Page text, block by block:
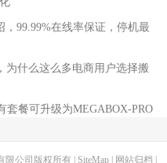
99.99%在线率保证，停机最
为什么这么多电商用户选择搬
套餐可升级为MEGABOX-PRO
限公司版权所有 | SiteMap| 网站归档 |